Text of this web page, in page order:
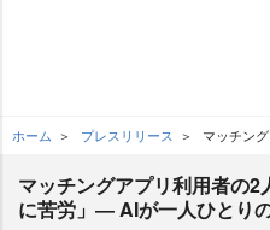
ホーム プレスリリース マッチン
マッチングアプリ利用者の
に苦労」― AIが一人ひとり